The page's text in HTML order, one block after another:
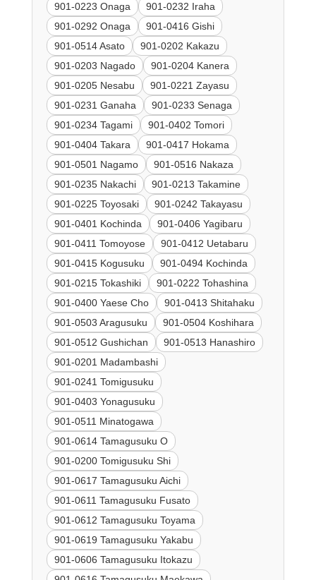
901-0223 Onaga
901-0232 Iraha
901-0292 Onaga
901-0416 Gishi
901-0514 Asato
901-0202 Kakazu
901-0203 Nagado
901-0204 Kanera
901-0205 Nesabu
901-0221 Zayasu
901-0231 Ganaha
901-0233 Senaga
901-0234 Tagami
901-0402 Tomori
901-0404 Takara
901-0417 Hokama
901-0501 Nagamo
901-0516 Nakaza
901-0235 Nakachi
901-0213 Takamine
901-0225 Toyosaki
901-0242 Takayasu
901-0401 Kochinda
901-0406 Yagibaru
901-0411 Tomoyose
901-0412 Uetabaru
901-0415 Kogusuku
901-0494 Kochinda
901-0215 Tokashiki
901-0222 Tohashina
901-0400 Yaese Cho
901-0413 Shitahaku
901-0503 Aragusuku
901-0504 Koshihara
901-0512 Gushichan
901-0513 Hanashiro
901-0201 Madambashi
901-0241 Tomigusuku
901-0403 Yonagusuku
901-0511 Minatogawa
901-0614 Tamagusuku O
901-0200 Tomigusuku Shi
901-0617 Tamagusuku Aichi
901-0611 Tamagusuku Fusato
901-0612 Tamagusuku Toyama
901-0619 Tamagusuku Yakabu
901-0606 Tamagusuku Itokazu